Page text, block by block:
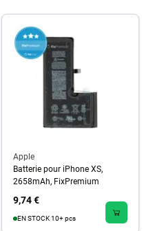
Apple
Batterie pour iPhone XS,
2658mAh, FixPremium
9,74 €
EN STOCK 10+ pcs